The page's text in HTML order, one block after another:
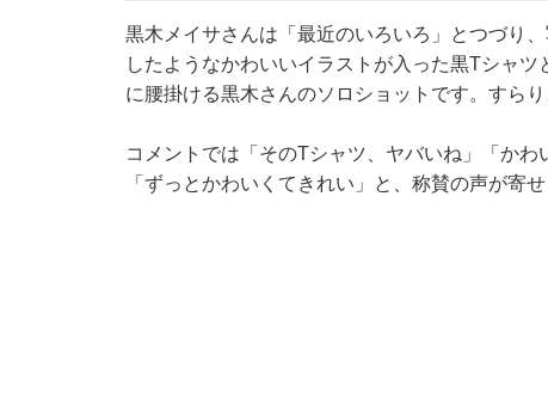
黒木メイサさんは「最近のいろいろ」とつづり
したようなかわいいイラストが入った黒Tシャ
に腰掛ける黒木さんのソロショットです。すら
コメントでは「そのTシャツ、ヤバいね」「かわ
「ずっとかわいくてきれい」と、称賛の声が寄せ